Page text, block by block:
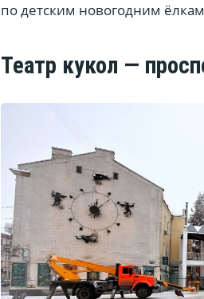
по детским новогодним
Театр кукол —